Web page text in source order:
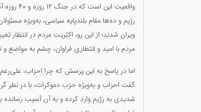
واقعیت
رژیم و ده‌ها مقام بلندپایه سیاسی، به‌ویژه
ویران شدند؛ از این رو، اکثریت مردم در
مردم با امید و انتظاری فراوان، چشم به مواضع
اما در پاسخ به این پرسش که چرا احزاب،
گفت احزاب و به‌ویژه حزب دموکرات، با در نظر
شدیدی به رژیم وارد کرده و به آن آسیب رسانده